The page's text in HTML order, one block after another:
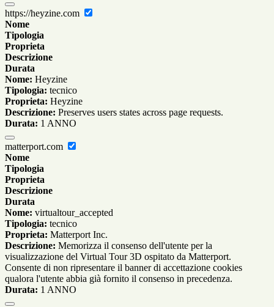
https://heyzine.com
Nome
Tipologia
Proprieta
Descrizione
Durata
Nome: Heyzine
Tipologia: tecnico
Proprieta: Heyzine
Descrizione: Preserves users states across page requests.
Durata: 1 ANNO
matterport.com
Nome
Tipologia
Proprieta
Descrizione
Durata
Nome: virtualtour_accepted
Tipologia: tecnico
Proprieta: Matterport Inc.
Descrizione: Memorizza il consenso dell'utente per la
visualizzazione del Virtual Tour 3D ospitato da Matterport.
Consente di non ripresentare il banner di accettazione cookies
qualora l'utente abbia già fornito il consenso in precedenza.
Durata: 1 ANNO